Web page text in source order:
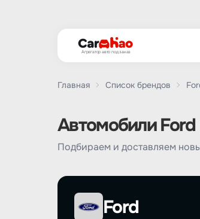
Агрегатор авто под заказ
Главная Список брендов
Автомобили Ford
Подбираем и доставляем
Ford